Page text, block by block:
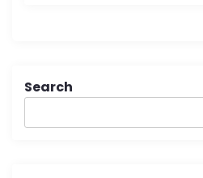
Search